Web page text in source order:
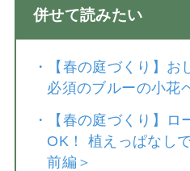
併せて読みたい
・
【春の庭づくり】
必須のブルーの小花
・
【春の庭づくり】
OK！ 植えっぱなし
前編＞